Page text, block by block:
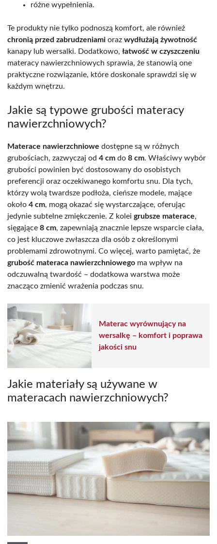
różne wypełnienia.
Te produkty nie tylko podnoszą komfort, ale również
chronią przed zabrudzeniami oraz wydłużają żywotność
kanapy lub wersalki. Dodatkowo, łatwość w czyszczeniu
materacy nawierzchniowych sprawia, że stanowią one
praktyczne rozwiązanie, które doskonale sprawdzi się w
każdym wnętrzu.
Jakie są typowe grubości materacy
nawierzchniowych?
Materace nawierzchniowe dostępne są w różnych
grubościach, zazwyczaj od 4 cm do 8 cm. Właściwy wybór
grubości powinien być dostosowany do osobistych
preferencji oraz oczekiwanego komfortu snu. Dla tych,
którzy wolą twardsze podłoża, cieńsze modele, mające
około 4 cm, mogą okazać się wystarczające, oferując
jedynie subtelne zmiękczenie. Z kolei grubsze materace,
sięgające 8 cm, zapewniają znacznie lepsze wsparcie ciała,
co jest kluczowe zwłaszcza dla osób z określonymi
problemami zdrowotnymi. Co więcej, warto pamiętać, że
grubość materaca nawierzchniowego ma wpływ na
odczuwalną twardość – dodatkowa warstwa może
znacząco zmienić wrażenia podczas snu.
Materac wyrównujący na
wersalkę – komfort i poprawa
jakości snu
Jakie materiały są używane w
materacach nawierzchniowych?